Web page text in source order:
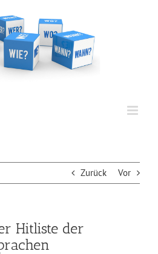
Zurück Vor
Hitliste der